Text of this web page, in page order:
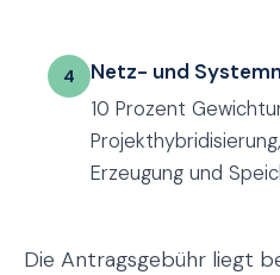
4 Netz- und
10 Prozent
Erzeugung und
Die Antragsgebühr liegt